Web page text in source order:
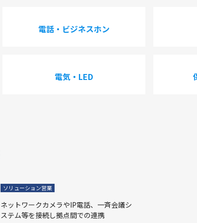
電話・ビジネスホン
電気・LED
ソリューション営業
ネットワークカメラやIP電話、一斉会議シ
ステム等を接続し拠点間での連携